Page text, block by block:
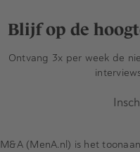
Blijf op de
Ontvang 3x per week de
M&A (MenA.nl) is het